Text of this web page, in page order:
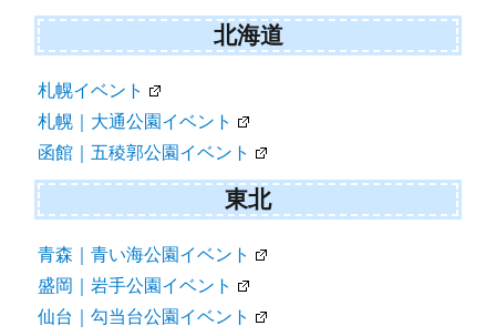
北海道
札幌イベント
札幌｜大通公園イベント
函館｜五稜郭公園イベント
東北
青森｜青い海公園イベント
盛岡｜岩手公園イベント
仙台｜勾当台公園イベント